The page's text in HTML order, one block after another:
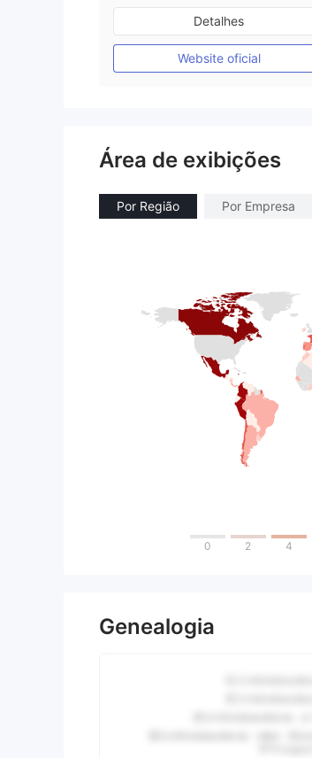
Austrália Regulamento
Market Marketing (MM)
Etiqueta principal MT4
Detalhes
Website oficial
Área de exibições
Por Região Por Empresa
0 2 4
Genealogia